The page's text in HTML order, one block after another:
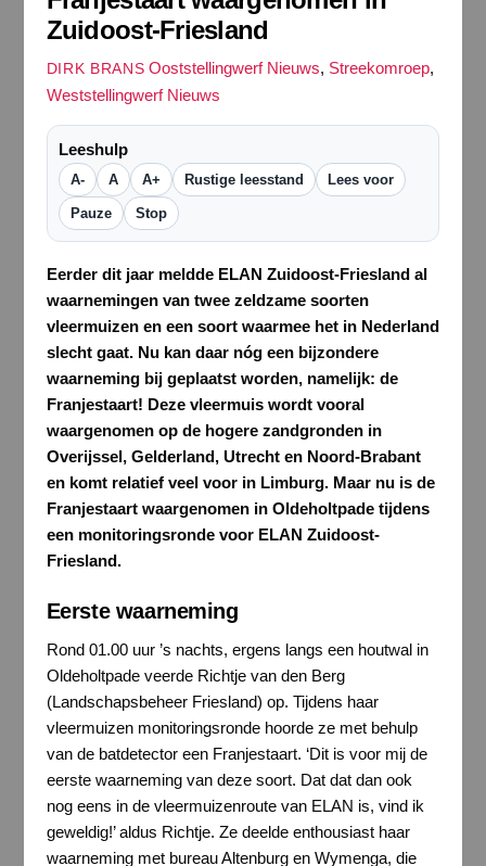
Zuidoost-Friesland
DIRK BRANS Ooststellingwerf Nieuws, Streekomroep,
Weststellingwerf Nieuws
Leeshulp
A- A A+ Rustige leesstand Lees voor
Pauze Stop
Eerder dit jaar meldde ELAN Zuidoost-Friesland al
waarnemingen van twee zeldzame soorten
vleermuizen en een soort waarmee het in Nederland
slecht gaat. Nu kan daar nóg een bijzondere
waarneming bij geplaatst worden, namelijk: de
Franjestaart! Deze vleermuis wordt vooral
waargenomen op de hogere zandgronden in
Overijssel, Gelderland, Utrecht en Noord-Brabant
en komt relatief veel voor in Limburg. Maar nu is de
Franjestaart waargenomen in Oldeholtpade tijdens
een monitoringsronde voor ELAN Zuidoost-
Friesland.
Eerste waarneming
Rond 01.00 uur ’s nachts, ergens langs een houtwal in
Oldeholtpade veerde Richtje van den Berg
(Landschapsbeheer Friesland) op. Tijdens haar
vleermuizen monitoringsronde hoorde ze met behulp
van de batdetector een Franjestaart. ‘Dit is voor mij de
eerste waarneming van deze soort. Dat dat dan ook
nog eens in de vleermuizenroute van ELAN is, vind ik
geweldig!’ aldus Richtje. Ze deelde enthousiast haar
waarneming met bureau Altenburg en Wymenga, die